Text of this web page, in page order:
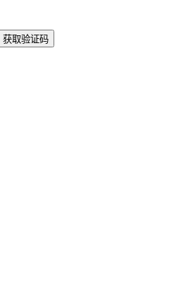
获取验证码